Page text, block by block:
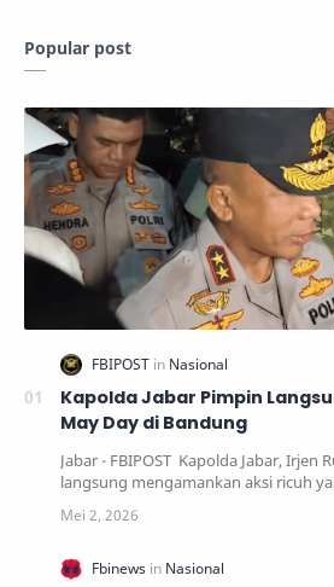
Popular post
Kapolda Jabar Pimpin
May Day di Bandung
Jabar - FBIPOST Kapolda Jabar, Irjen
langsung mengamankan aksi ricuh